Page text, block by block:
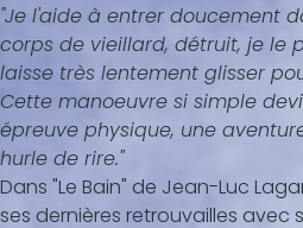
"Je l'aide à entrer doucement
corps de vieillard, détruit, je le
laisse très lentement glisser
Cette manoeuvre si simple
épreuve physique, une
hurle de rire."
Dans "Le Bain" de Jean-Luc
ses dernières retrouvailles